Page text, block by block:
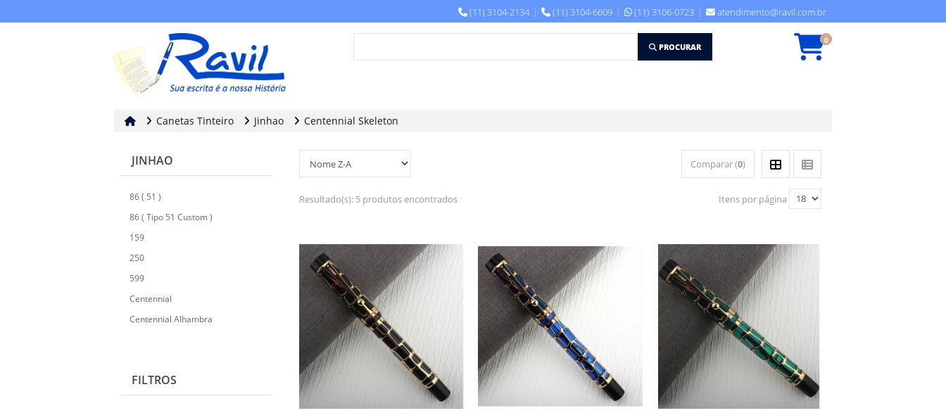
(11) 3104-2134 (11) 3104-6609 (11) 3106-0723 atendimento@ravil.com.br
PROCURAR
0
Canetas Tinteiro Jinhao Centennial Skeleton
JINHAO
86 ( 51 )
86 ( Tipo 51 Custom )
159
250
599
Centennial
Centennial Alhambra
X450
FILTROS
Comparar (0)
Resultado(s): 5 produtos encontrados Itens por página